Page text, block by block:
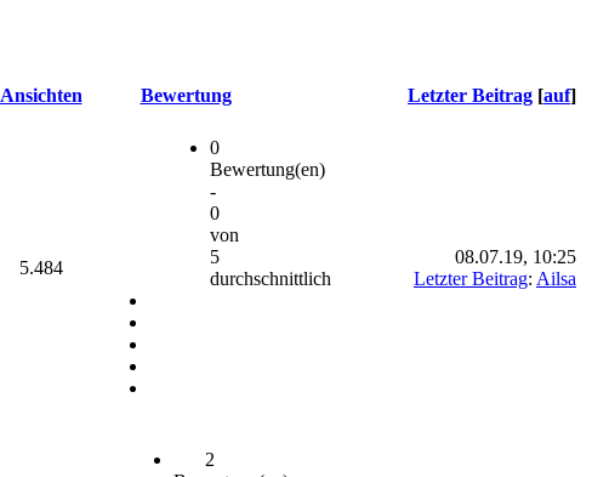
Ansichten Bewertung Letzter Beitrag [auf]
5.484
0
Bewertung(en)
-
0
von
5
durchschnittlich
08.07.19, 10:25
Letzter Beitrag: Ailsa
2